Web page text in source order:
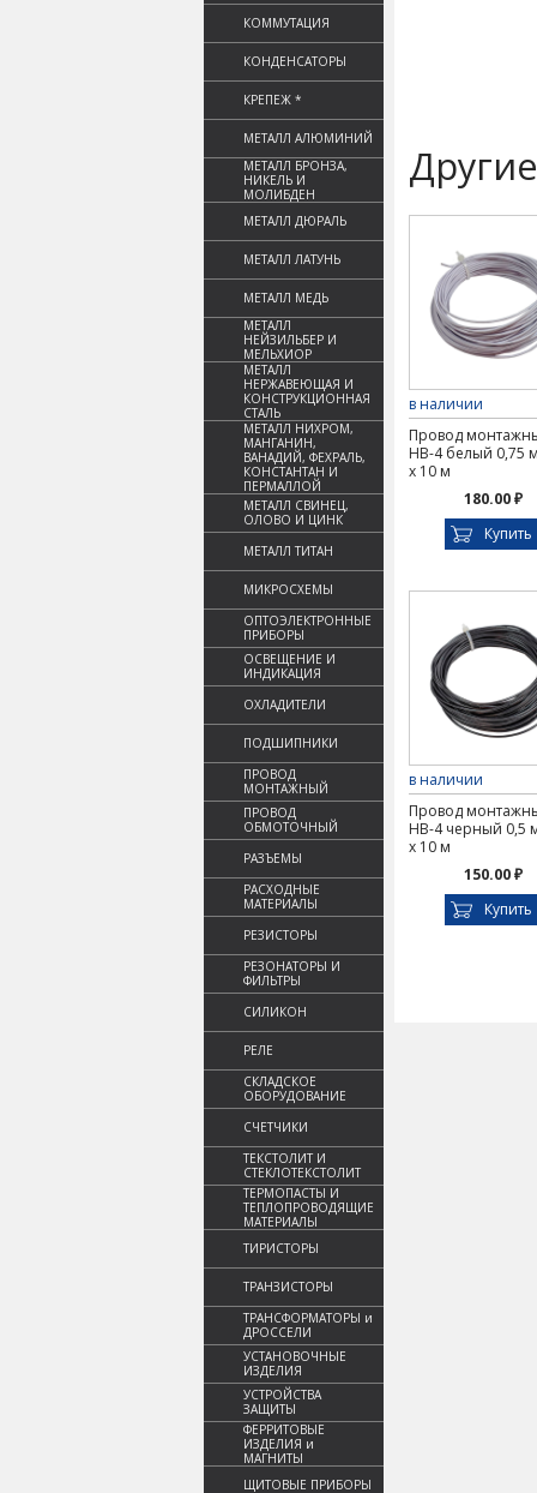
КОММУТАЦИЯ
КОНДЕНСАТОРЫ
КРЕПЕЖ *
МЕТАЛЛ АЛЮМИНИЙ
МЕТАЛЛ БРОНЗА,
НИКЕЛЬ И
МОЛИБДЕН
МЕТАЛЛ ДЮРАЛЬ
МЕТАЛЛ ЛАТУНЬ
МЕТАЛЛ МЕДЬ
МЕТАЛЛ
НЕЙЗИЛЬБЕР И
МЕЛЬХИОР
МЕТАЛЛ
НЕРЖАВЕЮЩАЯ И
КОНСТРУКЦИОННАЯ
СТАЛЬ
МЕТАЛЛ НИХРОМ,
МАНГАНИН,
ВАНАДИЙ, ФЕХРАЛЬ,
КОНСТАНТАН И
ПЕРМАЛЛОЙ
МЕТАЛЛ СВИНЕЦ,
ОЛОВО И ЦИНК
МЕТАЛЛ ТИТАН
МИКРОСХЕМЫ
ОПТОЭЛЕКТРОННЫЕ
ПРИБОРЫ
ОСВЕЩЕНИЕ И
ИНДИКАЦИЯ
ОХЛАДИТЕЛИ
ПОДШИПНИКИ
ПРОВОД
МОНТАЖНЫЙ
ПРОВОД
ОБМОТОЧНЫЙ
РАЗЪЕМЫ
РАСХОДНЫЕ
МАТЕРИАЛЫ
РЕЗИСТОРЫ
РЕЗОНАТОРЫ И
ФИЛЬТРЫ
СИЛИКОН
РЕЛЕ
СКЛАДСКОЕ
ОБОРУДОВАНИЕ
СЧЕТЧИКИ
ТЕКСТОЛИТ И
СТЕКЛОТЕКСТОЛИТ
ТЕРМОПАСТЫ И
ТЕПЛОПРОВОДЯЩИЕ
МАТЕРИАЛЫ
ТИРИСТОРЫ
ТРАНЗИСТОРЫ
ТРАНСФОРМАТОРЫ и
ДРОССЕЛИ
УСТАНОВОЧНЫЕ
ИЗДЕЛИЯ
УСТРОЙСТВА
ЗАЩИТЫ
ФЕРРИТОВЫЕ
ИЗДЕЛИЯ и
МАГНИТЫ
ЩИТОВЫЕ ПРИБОРЫ
в наличии
Провод
НВ-4 белый 0,75
х 10 м
180.00 ₽
Купить
в наличии
Провод
НВ-4 черный 0,5
х 10 м
150.00 ₽
Купить